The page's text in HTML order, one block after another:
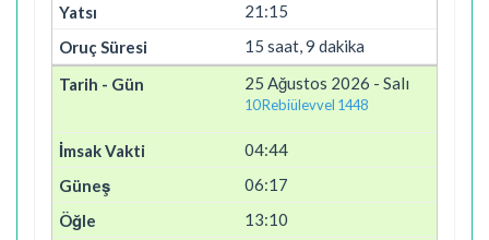
21:15
15 saat, 9 dakika
25 Ağustos 2026 - Salı
10 Rebiülevvel 1448
04:44
06:17
13:10